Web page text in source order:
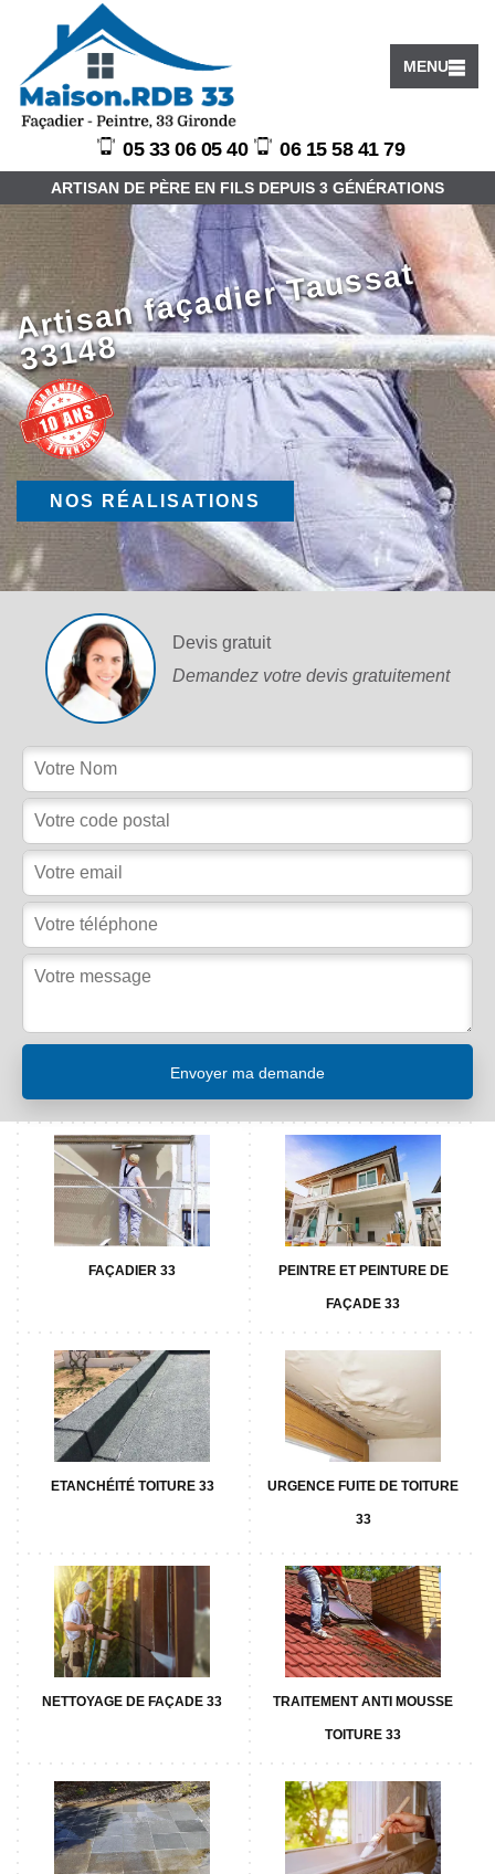
MENU
05 33 06 05 40 06 15 58 41 79
ARTISAN DE PÈRE EN FILS DEPUIS 3 GÉNÉRATIONS
Arti
s
a
n f
a
ç
a
di
er
T
a
u
s
s
at
3
3
1
4
8
NOS RÉALISATIONS
Devis gratuit
Demandez votre devis gratuitement
FAÇADIER 33 PEINTRE ET PEINTURE DE
FAÇADE 33
ETANCHÉITÉ TOITURE 33 URGENCE FUITE DE TOITURE
33
NETTOYAGE DE FAÇADE 33 TRAITEMENT ANTI MOUSSE
TOITURE 33